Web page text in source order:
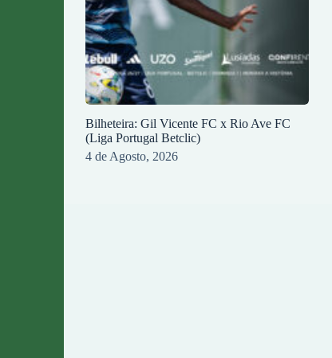
Bilheteira: Gil Vicente FC x Rio Ave FC
(Liga Portugal Betclic)
4 de Agosto, 2026